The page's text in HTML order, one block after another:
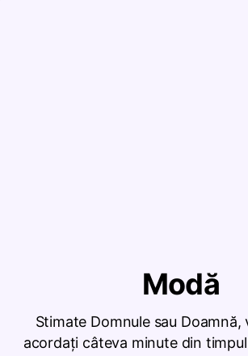
Modă
Stimate Domnule sau Doamnă,
acordați câteva minute din